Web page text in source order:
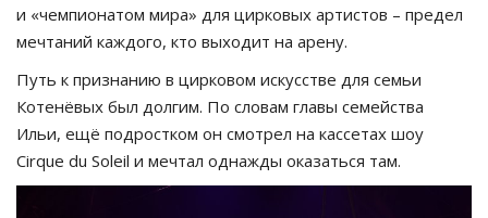
и «чемпионатом мира» для цирковых артистов – предел
мечтаний каждого, кто выходит на арену.
Путь к признанию в цирковом искусстве для семьи
Котенёвых был долгим. По словам главы семейства
Ильи, ещё подростком он смотрел на кассетах шоу
Cirque du Soleil и мечтал однажды оказаться там.